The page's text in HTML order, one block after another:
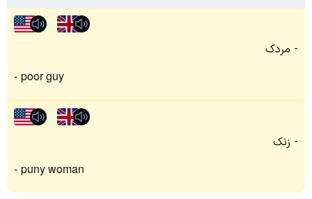
مردک
poor guy
زنک
puny woman